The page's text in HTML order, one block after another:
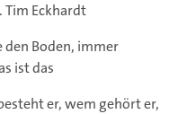
Eckhardt
den Boden, immer
ist das
er, wem gehört er,